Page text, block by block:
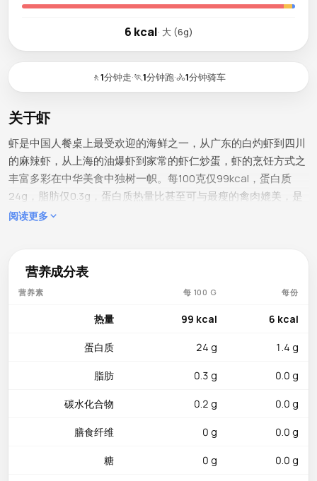
6 kcal· 大 (6g)
🚶1分钟走·🏃1分钟跑·🚴1分钟骑车
关于虾
虾是中国人餐桌上最受欢迎的海鲜之一，从广东的白灼虾到四川
的麻辣虾，从上海的油爆虾到家常的虾仁炒蛋，虾的烹饪方式之
丰富多彩在中华美食中独树一帜。每100克仅99kcal，蛋白质
24g，脂肪仅0.3g，蛋白质热量比甚至可与最瘦的禽肉媲美，是
减脂增肌期间最受推荐的优质高蛋白食材之一。
硒以每100克38µg表现亮眼，满足约69%的每日推荐摄入量，表
现十分亮眼，是强效的抗氧化矿物质。维生素B12（1.11µg）约占
46%，支持神经功能和红细胞生成。在动物蛋白中较为少见的维
生素E（1.32mg）约占9%，提供额外的抗氧化保护。磷
健康。锌（1.64mg）约占15%，增强免疫应答和细胞修复。镁
（34mg）约占8%，辅助肌肉和神经信号传导。铜（0.19mg）约
中式虾的经典做法数不胜数：白灼虾蘸姜醋汁，品尝虾的本味鲜
甜；虾仁与鸡蛋同炒，嫩滑金黄，是最家常的快手菜；蒜蓉粉丝
阅读更多
营养成分表
营养素 每 100 G 每份
热量 99 kcal 6 kcal
蛋白质 24 g 1.4 g
脂肪 0.3 g 0.0 g
碳水化合物 0.2 g 0.0 g
膳食纤维 0 g 0.0 g
糖 0 g 0.0 g